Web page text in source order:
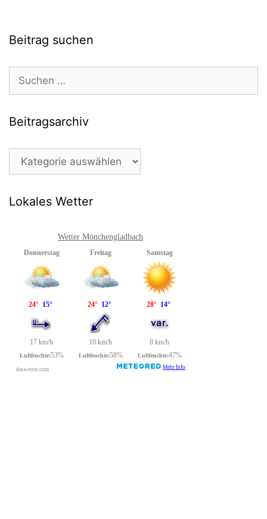
Beitrag suchen
nach:
Beitragsarchiv
Beitragsarchiv
Lokales Wetter
Wetter Mönchengladbach